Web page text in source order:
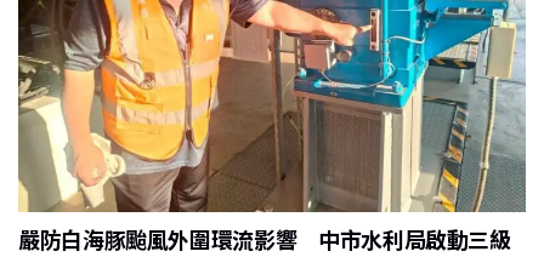
嚴防白海豚颱風外圍環流影響 中市水利局啟動三級